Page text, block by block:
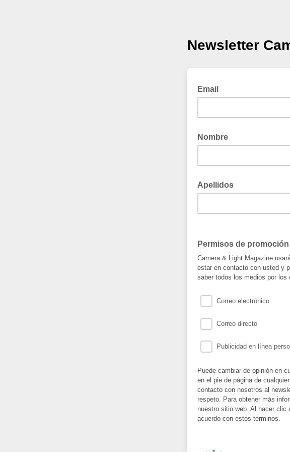
Newsletter
Email
Nombre
Apellidos
Permisos de promoción
Camera & Light Magazine
estar en contacto con usted y
saber todos los medios por
Correo electrónico
Correo directo
Publicidad en línea
Puede cambiar de opinión en
en el pie de página de
contacto con nosotros al
respeto. Para obtener más
nuestro sitio web. Al hacer clic
acuerdo con estos términos.